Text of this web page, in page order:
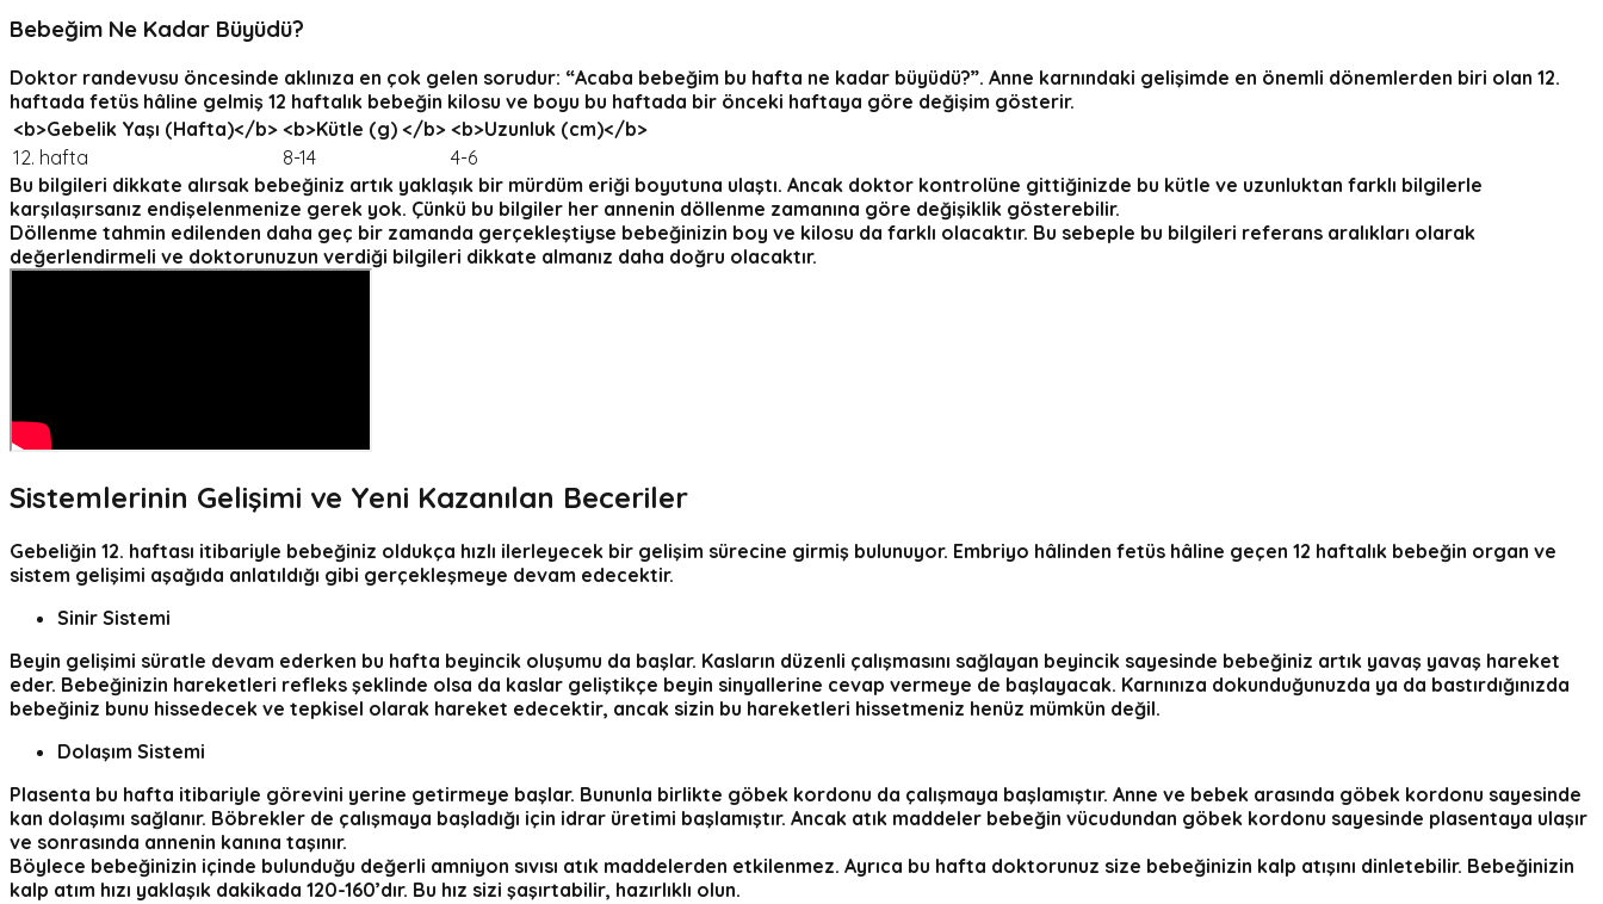
Bebeğim Ne Kadar Büyüdü?
Doktor randevusu öncesinde aklınıza en çok gelen sorudur: “Acaba bebeğim bu hafta ne kadar büyüdü?”. Anne karnındaki gelişimde en önemli dönemlerden biri olan 12.
haftada fetüs hâline gelmiş 12 haftalık bebeğin kilosu ve boyu bu haftada bir önceki haftaya göre değişim gösterir.
<b>Gebelik Yaşı (Hafta)</b> <b>Kütle (g) </b> <b>Uzunluk (cm)</b>
12. hafta
8-14
4-6
Bu bilgileri dikkate alırsak bebeğiniz artık yaklaşık bir mürdüm eriği boyutuna ulaştı. Ancak doktor kontrolüne gittiğinizde bu kütle ve uzunluktan farklı bilgilerle
karşılaşırsanız endişelenmenize gerek yok. Çünkü bu bilgiler her annenin döllenme zamanına göre değişiklik gösterebilir.
Döllenme tahmin edilenden daha geç bir zamanda gerçekleştiyse bebeğinizin boy ve kilosu da farklı olacaktır. Bu sebeple bu bilgileri referans aralıkları olarak
değerlendirmeli ve doktorunuzun verdiği bilgileri dikkate almanız daha doğru olacaktır.
Sistemlerinin Gelişimi ve Yeni Kazanılan Beceriler
Gebeliğin 12. haftası itibariyle bebeğiniz oldukça hızlı ilerleyecek bir gelişim sürecine girmiş bulunuyor. Embriyo hâlinden fetüs hâline geçen 12 haftalık bebeğin organ ve
sistem gelişimi aşağıda anlatıldığı gibi gerçekleşmeye devam edecektir.
Sinir Sistemi
Beyin gelişimi süratle devam ederken bu hafta beyincik oluşumu da başlar. Kasların düzenli çalışmasını sağlayan beyincik sayesinde bebeğiniz artık yavaş yavaş hareket
eder. Bebeğinizin hareketleri refleks şeklinde olsa da kaslar geliştikçe beyin sinyallerine cevap vermeye de başlayacak. Karnınıza dokunduğunuzda ya da bastırdığınızda
bebeğiniz bunu hissedecek ve tepkisel olarak hareket edecektir, ancak sizin bu hareketleri hissetmeniz henüz mümkün değil.
Dolaşım Sistemi
Plasenta bu hafta itibariyle görevini yerine getirmeye başlar. Bununla birlikte göbek kordonu da çalışmaya başlamıştır. Anne ve bebek arasında göbek kordonu sayesinde
kan dolaşımı sağlanır. Böbrekler de çalışmaya başladığı için idrar üretimi başlamıştır. Ancak atık maddeler bebeğin vücudundan göbek kordonu sayesinde plasentaya ulaşır
ve sonrasında annenin kanına taşınır.
Böylece bebeğinizin içinde bulunduğu değerli amniyon sıvısı atık maddelerden etkilenmez. Ayrıca bu hafta doktorunuz size bebeğinizin kalp atışını dinletebilir. Bebeğinizin
kalp atım hızı yaklaşık dakikada 120-160’dır. Bu hız sizi şaşırtabilir, hazırlıklı olun.